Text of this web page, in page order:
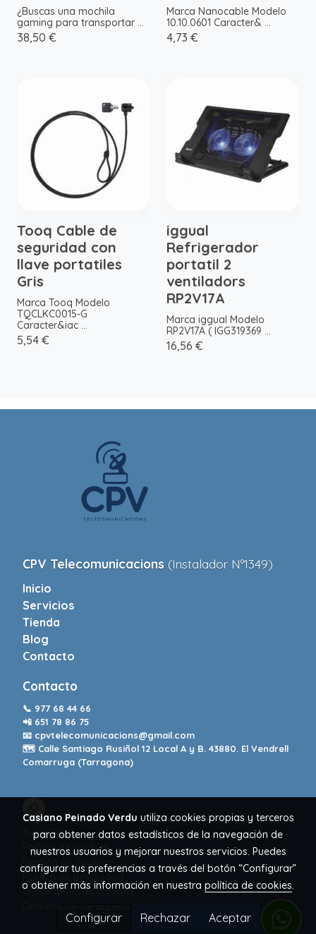
¿Buscas una mochila
gaming para transportar ...
38,50 €
Marca Nanocable Modelo
10.10.0601 Caracter& ...
4,73 €
Tooq Cable de
seguridad con
llave portatiles
Gris
Marca Tooq Modelo
TQCLKC0015-G
Caracter&iac ...
5,54 €
iggual
Refrigerador
portatil 2
ventiladors
RP2V17A
Marca iggual Modelo
RP2V17A ( IGG319369 ...
16,56 €
CPV Telecomunicacions (Instalador Nº1349)
Inicio
Servicios
Tienda
Blog
Contacto
Contacto
📞 977 68 44 66
📲 651 78 86 75
📧 cpvtelecomunicacions@gmail.com
🗺️ Calle Santiago Rusiñol 12 Local A y B. 43880. El Vendrell
Comarruga (Tarragona)
Aviso legal
Política de cookies
Gestión de cookies
Política de privacidad
Condiciones de compra
Casiano Peinado Verdu utiliza cookies propias y terceros
para obtener datos estadísticos de la navegación de
nuestros usuarios y mejorar nuestros servicios. Puedes
configurar tus preferencias a través del botón “Configurar”
o obtener más información en nuestra política de cookies.
Configurar Rechazar Aceptar